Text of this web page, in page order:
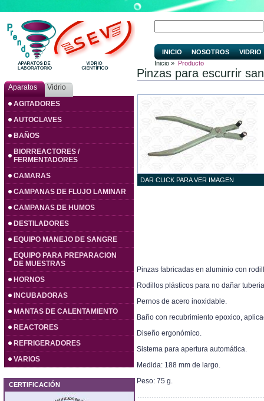
Aparatos
Vidrio
AGITADORES
AUTOCLAVES
BAÑOS
BIORREACTORES /
FERMENTADORES
CAMARAS
CAMPANAS DE FLUJO LAMINAR
CAMPANAS DE HUMOS
DESTILADORES
EQUIPO MANEJO DE SANGRE
EQUIPO PARA PREPARACION
DE MUESTRAS
HORNOS
INCUBADORAS
MANTAS DE CALENTAMIENTO
REACTORES
REFRIGERADORES
VARIOS
CERTIFICACIÓN
INICIO NOSOTROS
VIDRIO
Inicio » Producto
Pinzas para escurrir
DAR CLICK PARA VER IMAGEN
Pinzas fabricadas en aluminio con
Rodillos plásticos para no dañar
Pernos de acero inoxidable.
Baño con recubrimiento epoxico,
Diseño ergonómico.
Sistema para apertura automática.
Medida: 188 mm de largo.
Peso: 75 g.